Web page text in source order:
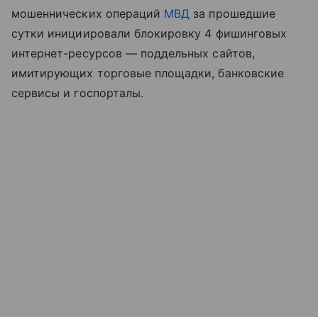
мошеннических операций МВД за прошедшие
сутки инициировали блокировку 4 фишинговых
интернет-ресурсов — поддельных сайтов,
имитирующих торговые площадки, банковские
сервисы и госпорталы.